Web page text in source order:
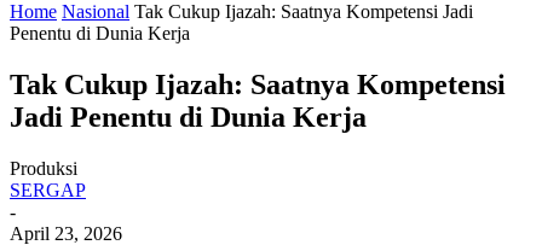
Home Nasional Tak Cukup Ijazah: Saatnya Kompetensi Jadi
Penentu di Dunia Kerja
Tak Cukup Ijazah: Saatnya Kompetensi
Jadi Penentu di Dunia Kerja
Produksi
SERGAP
-
April 23, 2026